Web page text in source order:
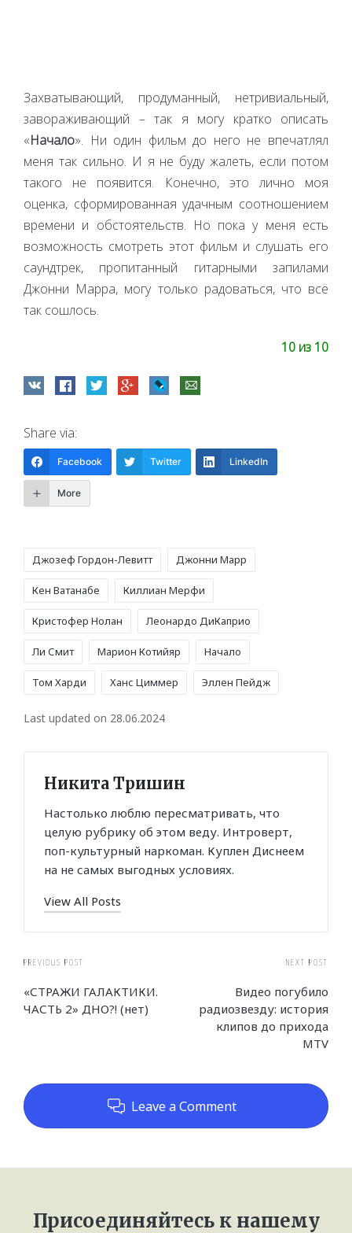
Захватывающий, продуманный, нетривиальный,
завораживающий – так я могу кратко описать
«Начало». Ни один фильм до него не впечатлял
меня так сильно. И я не буду жалеть, если потом
такого не появится. Конечно, это лично моя
оценка, сформированная удачным соотношением
времени и обстоятельств. Но пока у меня есть
возможность смотреть этот фильм и слушать его
саундтрек, пропитанный гитарными запилами
Джонни Марра, могу только радоваться, что всё
так сошлось.
10 из 10
Share via:
Facebook Twitter LinkedIn
More
Джозеф Гордон-Левитт Джонни Марр
Кен Ватанабе Киллиан Мерфи
Кристофер Нолан Леонардо ДиКаприо
Ли Смит Марион Котийяр Начало
Том Харди Ханс Циммер Эллен Пейдж
Last updated on 28.06.2024
Никита Тришин
Настолько люблю пересматривать, что
целую рубрику об этом веду. Интроверт,
поп-культурный наркоман. Куплен Диснеем
на не самых выгодных условиях.
View All Posts
Post
navigation
PREVIOUS POST
«СТРАЖИ ГАЛАКТИКИ.
ЧАСТЬ 2» ДНО?! (нет)
NEXT POST
Видео погубило
радиозвезду: история
клипов до прихода
MTV
Leave a Comment
Присоединяйтесь к нашему